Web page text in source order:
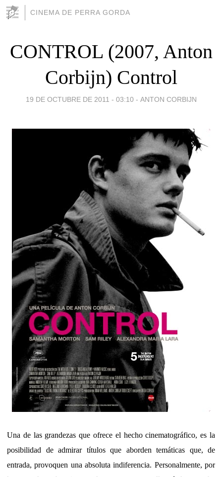
CINEMA DE PERRA GORDA
CONTROL (2007, Anton
Corbijn) Control
19 DE OCTUBRE DE 2011 - 03:10 - ANTON CORBIJN
Una de las grandezas que ofrece el hecho cinematográfico, es la
posibilidad de admirar títulos que aborden temáticas que, de
entrada, provoquen una absoluta indiferencia. Personalmente, por